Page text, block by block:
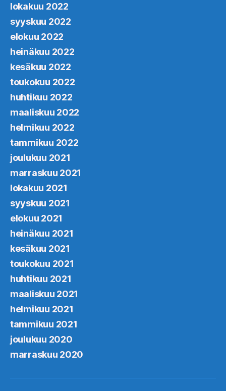
lokakuu 2022
syyskuu 2022
elokuu 2022
heinäkuu 2022
kesäkuu 2022
toukokuu 2022
huhtikuu 2022
maaliskuu 2022
helmikuu 2022
tammikuu 2022
joulukuu 2021
marraskuu 2021
lokakuu 2021
syyskuu 2021
elokuu 2021
heinäkuu 2021
kesäkuu 2021
toukokuu 2021
huhtikuu 2021
maaliskuu 2021
helmikuu 2021
tammikuu 2021
joulukuu 2020
marraskuu 2020